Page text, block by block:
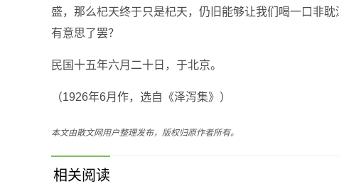
盛，那么杞天终于只是杞天，仍旧能够让我们喝一口非
有意思了罢？
民国十五年六月二十日，于北京。
（1926年6月作，选自《泽泻集》）
本文由散文网用户整理发布，版权归原作者所有。
相关阅读